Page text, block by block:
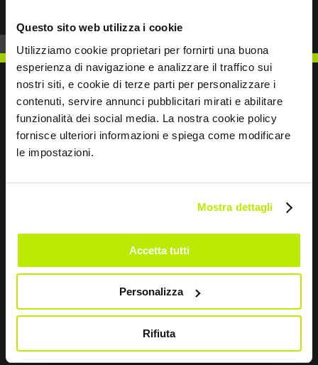
Questo sito web utilizza i cookie
Utilizziamo cookie proprietari per fornirti una buona
esperienza di navigazione e analizzare il traffico sui
nostri siti, e cookie di terze parti per personalizzare i
contenuti, servire annunci pubblicitari mirati e abilitare
funzionalità dei social media. La nostra cookie policy
fornisce ulteriori informazioni e spiega come modificare
le impostazioni.
Mostra dettagli
Accetta tutti
Personalizza
Rifiuta
ESCRÍBENOS
this
He leído el aviso legal sobre privacidad
con arreglo al artículo 13 del Reglamento UE 679/16.